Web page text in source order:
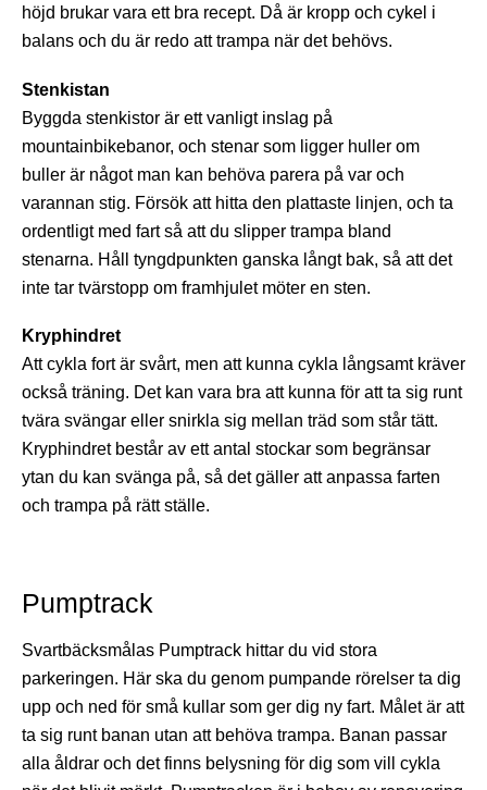
höjd brukar vara ett bra recept. Då är kropp och cykel i
balans och du är redo att trampa när det behövs.
Stenkistan
Byggda stenkistor är ett vanligt inslag på
mountainbikebanor, och stenar som ligger huller om
buller är något man kan behöva parera på var och
varannan stig. Försök att hitta den plattaste linjen, och ta
ordentligt med fart så att du slipper trampa bland
stenarna. Håll tyngdpunkten ganska långt bak, så att det
inte tar tvärstopp om framhjulet möter en sten.
Kryphindret
Att cykla fort är svårt, men att kunna cykla långsamt kräver
också träning. Det kan vara bra att kunna för att ta sig runt
tvära svängar eller snirkla sig mellan träd som står tätt.
Kryphindret består av ett antal stockar som begränsar
ytan du kan svänga på, så det gäller att anpassa farten
och trampa på rätt ställe.
Pumptrack
Svartbäcksmålas Pumptrack hittar du vid stora
parkeringen. Här ska du genom pumpande rörelser ta dig
upp och ned för små kullar som ger dig ny fart. Målet är att
ta sig runt banan utan att behöva trampa. Banan passar
alla åldrar och det finns belysning för dig som vill cykla